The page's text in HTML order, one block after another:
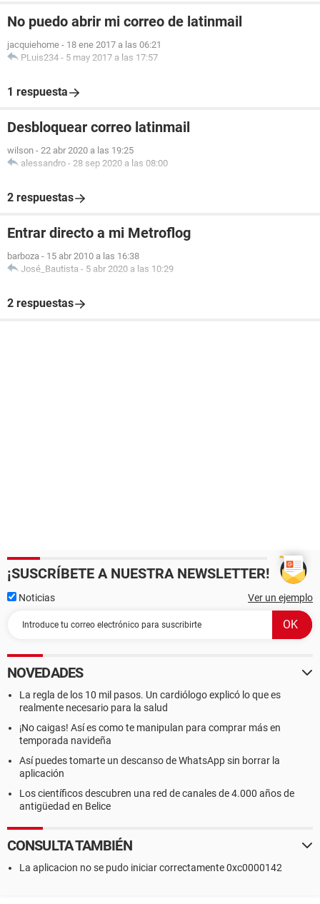
No puedo abrir mi correo de latinmail
jacquiehome - 18 ene 2017 a las 06:21
PLuis234 - 5 may 2017 a las 17:57
1 respuesta
Desbloquear correo latinmail
wilson - 22 abr 2020 a las 19:25
alessandro - 28 sep 2020 a las 08:00
2 respuestas
Entrar directo a mi Metroflog
barboza - 15 abr 2010 a las 16:38
José_Bautista - 5 abr 2020 a las 10:29
2 respuestas
¡SUSCRÍBETE A NUESTRA NEWSLETTER!
Noticias Ver un ejemplo
NOVEDADES
La regla de los 10 mil pasos. Un cardiólogo explicó lo que es
realmente necesario para la salud
¡No caigas! Así es como te manipulan para comprar más en
temporada navideña
Así puedes tomarte un descanso de WhatsApp sin borrar la
aplicación
Los científicos descubren una red de canales de 4.000 años de
antigüedad en Belice
CONSULTA TAMBIÉN
La aplicacion no se pudo iniciar correctamente 0xc0000142